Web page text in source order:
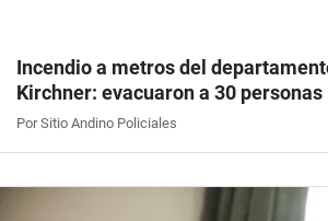
Incendio a metros del
Kirchner: evacuaron a 30 personas
Por Sitio Andino Policiales